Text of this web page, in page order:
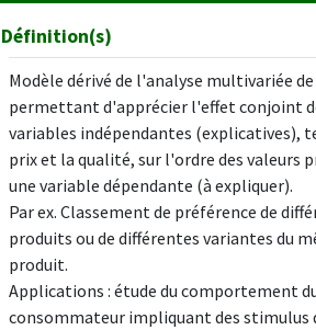
Définition(s)
Modèle dérivé de l'analyse multivariée
permettant d'apprécier l'effet conjoint
variables indépendantes (explicatives),
prix et la qualité, sur l'ordre des valeurs
une variable dépendante (à expliquer).
Par ex. Classement de préférence de
produits ou de différentes variantes du
produit.
Applications : étude du comportement
consommateur impliquant des stimulus